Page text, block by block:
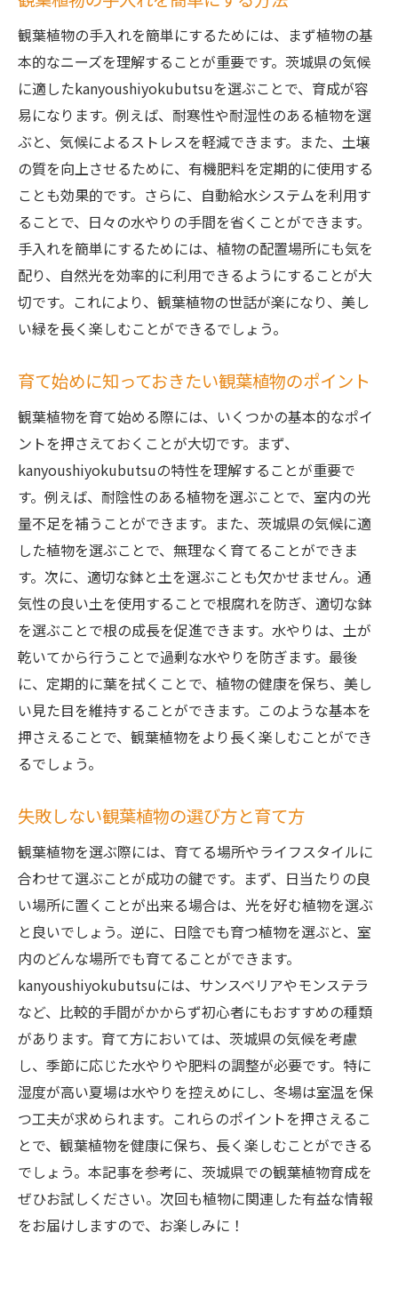
観葉植物の手入れを簡単にするためには、まず植物の基
本的なニーズを理解することが重要です。茨城県の気候
に適したkanyoushiyokubutsuを選ぶことで、育成が容
易になります。例えば、耐寒性や耐湿性のある植物を選
ぶと、気候によるストレスを軽減できます。また、土壌
の質を向上させるために、有機肥料を定期的に使用する
ことも効果的です。さらに、自動給水システムを利用す
ることで、日々の水やりの手間を省くことができます。
手入れを簡単にするためには、植物の配置場所にも気を
配り、自然光を効率的に利用できるようにすることが大
切です。これにより、観葉植物の世話が楽になり、美し
い緑を長く楽しむことができるでしょう。
育て始めに知っておきたい観葉植物のポイント
観葉植物を育て始める際には、いくつかの基本的なポイ
ントを押さえておくことが大切です。まず、
kanyoushiyokubutsuの特性を理解することが重要で
す。例えば、耐陰性のある植物を選ぶことで、室内の光
量不足を補うことができます。また、茨城県の気候に適
した植物を選ぶことで、無理なく育てることができま
す。次に、適切な鉢と土を選ぶことも欠かせません。通
気性の良い土を使用することで根腐れを防ぎ、適切な鉢
を選ぶことで根の成長を促進できます。水やりは、土が
乾いてから行うことで過剰な水やりを防ぎます。最後
に、定期的に葉を拭くことで、植物の健康を保ち、美し
い見た目を維持することができます。このような基本を
押さえることで、観葉植物をより長く楽しむことができ
るでしょう。
失敗しない観葉植物の選び方と育て方
観葉植物を選ぶ際には、育てる場所やライフスタイルに
合わせて選ぶことが成功の鍵です。まず、日当たりの良
い場所に置くことが出来る場合は、光を好む植物を選ぶ
と良いでしょう。逆に、日陰でも育つ植物を選ぶと、室
内のどんな場所でも育てることができます。
kanyoushiyokubutsuには、サンスベリアやモンステラ
など、比較的手間がかからず初心者にもおすすめの種類
があります。育て方においては、茨城県の気候を考慮
し、季節に応じた水やりや肥料の調整が必要です。特に
湿度が高い夏場は水やりを控えめにし、冬場は室温を保
つ工夫が求められます。これらのポイントを押さえるこ
とで、観葉植物を健康に保ち、長く楽しむことができる
でしょう。本記事を参考に、茨城県での観葉植物育成を
ぜひお試しください。次回も植物に関連した有益な情報
をお届けしますので、お楽しみに！